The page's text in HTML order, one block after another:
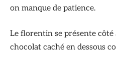
on manque de patience.
Le florentin se présente côté
chocolat caché en dessous